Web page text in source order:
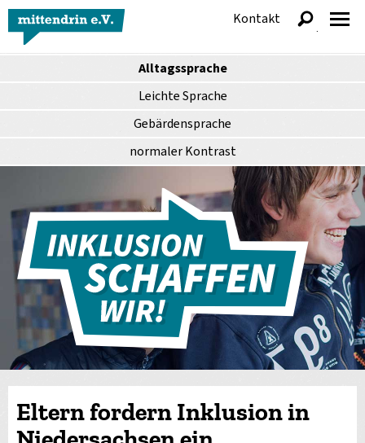
Alltagssprache
Leichte Sprache
Gebärdensprache
normalerKontrast
Kontakt
anzeigen
Eltern fordern Inklusion in